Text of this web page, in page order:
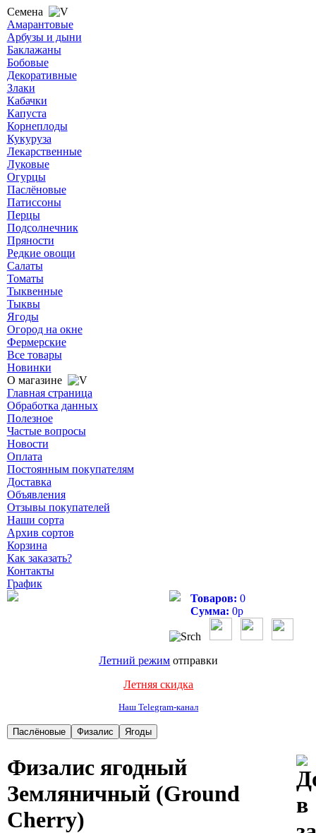
Семена
Амарантовые
Арбузы и дыни
Баклажаны
Бобовые
Декоративные
Злаки
Кабачки
Капуста
Корнеплоды
Кукуруза
Лекарственные
Луковые
Огурцы
Паслёновые
Патиссоны
Перцы
Подсолнечник
Пряности
Редкие овощи
Салаты
Томаты
Тыквенные
Тыквы
Ягоды
Огород на окне
Фермерские
Все товары
Новинки
О магазине
Главная страница
Обработка данных
Полезное
Частые вопросы
Новости
Оплата
Постоянным покупателям
Доставка
Объявления
Отзывы покупателей
Наши сорта
Архив сортов
Корзина
Как заказать?
Контакты
График
Товаров: 0
Сумма: 0р
Летний режим отправки
Летняя скидка
Наш Telegram-канал
Физалис ягодный
Земляничный (Ground
Cherry)